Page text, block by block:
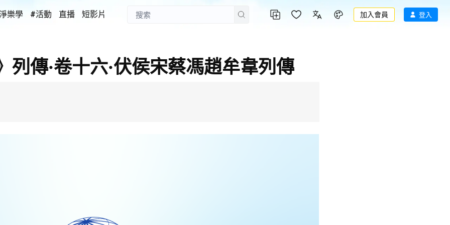
樂學 #活動 直播 短影片 加入會員 登入
列傳·卷十六·伏侯宋蔡馮趙牟韋列傳